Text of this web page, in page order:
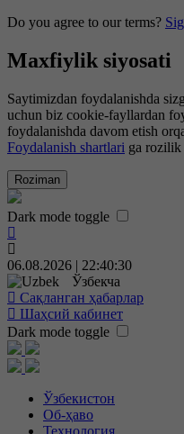
Do you agree to our terms?
Maxfiylik siyosati
Saytimizdan foydalanishda
uchun biz cookie-fayllardan
foydalanishda davom etish
Foydalanish shartlari ga rozilik
Roziman
Dark mode toggle
06.08.2026 | 22:40:31
Ўзбекча
Сақланган ҳабарлар
Шаҳсий кабинет
Dark mode toggle
Ўзбекистон
Об-ҳаво
Технология